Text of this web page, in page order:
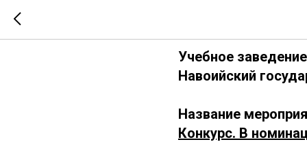
Учебное
Навоийский
Название
Конкурс. В